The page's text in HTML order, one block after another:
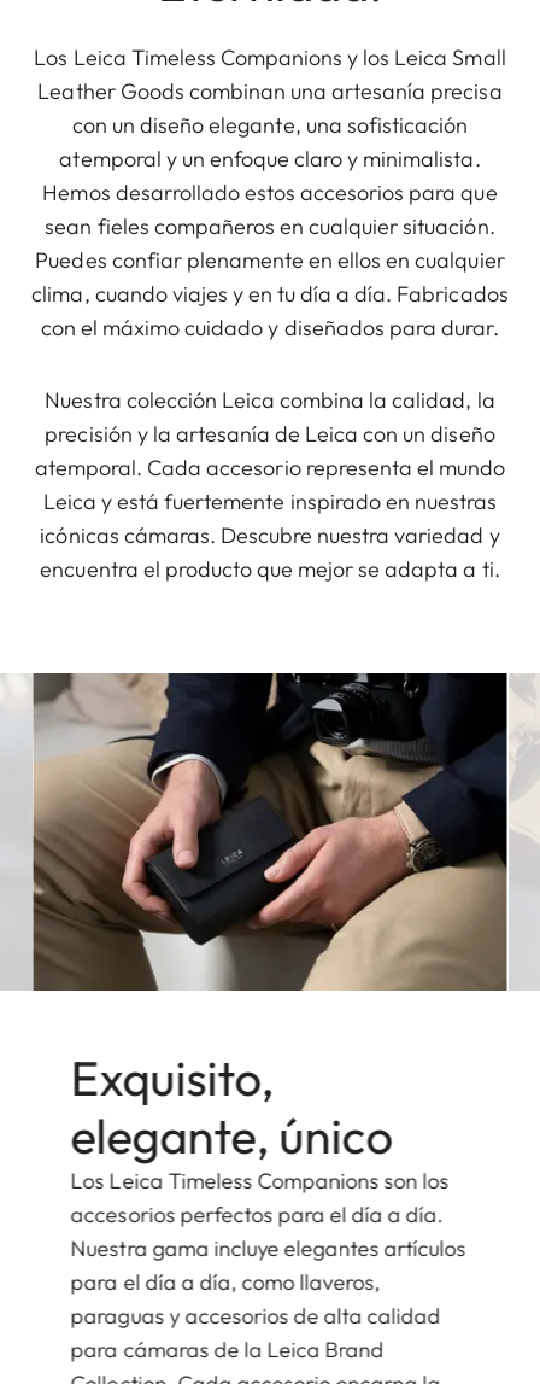
Los Leica Timeless Companions y los Leica Small
Leather Goods combinan una artesanía precisa
con un diseño elegante, una sofisticación
atemporal y un enfoque claro y minimalista.
Hemos desarrollado estos accesorios para que
sean fieles compañeros en cualquier situación.
Puedes confiar plenamente en ellos en cualquier
clima, cuando viajes y en tu día a día. Fabricados
con el máximo cuidado y diseñados para durar.
Nuestra colección Leica combina la calidad, la
precisión y la artesanía de Leica con un diseño
atemporal. Cada accesorio representa el mundo
Leica y está fuertemente inspirado en nuestras
icónicas cámaras. Descubre nuestra variedad y
encuentra el producto que mejor se adapta a ti.
Exquisito,
elegante, único
Los Leica Timeless Companions son los
accesorios perfectos para el día a día.
Nuestra gama incluye elegantes artículos
para el día a día, como llaveros,
paraguas y accesorios de alta calidad
para cámaras de la Leica Brand